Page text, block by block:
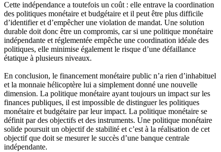
Cette indépendance a toutefois un coût : elle entrave la coordination
des politiques monétaire et budgétaire et il peut être plus difficile
d’identifier et d’empêcher une violation de mandat. Une solution
durable doit donc être un compromis, car si une politique monétaire
indépendante et réglementée empêche une coordination idéale des
politiques, elle minimise également le risque d’une défaillance
étatique à plusieurs niveaux.
En conclusion, le financement monétaire public n’a rien d’inhabituel
et la monnaie hélicoptère lui a simplement donné une nouvelle
dimension. La politique monétaire ayant toujours un impact sur les
finances publiques, il est impossible de distinguer les politiques
monétaire et budgétaire par leur impact. La politique monétaire se
définit par des objectifs et des instruments. Une politique monétaire
solide poursuit un objectif de stabilité et c’est à la réalisation de cet
objectif que doit se mesurer le succès d’une banque centrale
indépendante.